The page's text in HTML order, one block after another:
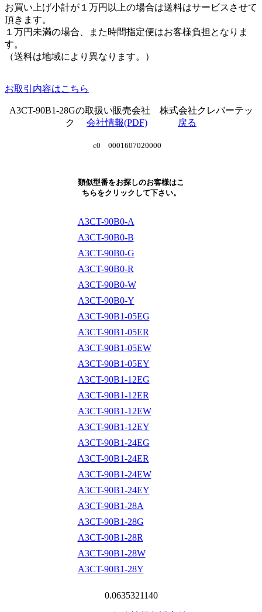
お買い上げ小計が１万円以上の場合は送料はサービスさせて
頂きます。
１万円未満の場合、また時間指定便はお客様負担となりま
す。
（送料は地域により異なります。）
お取引内容はこちら
A3CT-90B1-28Gの取扱い販売会社 株式会社クレバーテッ
ク 会社情報(PDF) 戻る
c0 0001607020000
類似型番をお探しのお客様はこ
ちらをクリックして下さい。
A3CT-90B0-A
A3CT-90B0-B
A3CT-90B0-G
A3CT-90B0-R
A3CT-90B0-W
A3CT-90B0-Y
A3CT-90B1-05EG
A3CT-90B1-05ER
A3CT-90B1-05EW
A3CT-90B1-05EY
A3CT-90B1-12EG
A3CT-90B1-12ER
A3CT-90B1-12EW
A3CT-90B1-12EY
A3CT-90B1-24EG
A3CT-90B1-24ER
A3CT-90B1-24EW
A3CT-90B1-24EY
A3CT-90B1-28A
A3CT-90B1-28G
A3CT-90B1-28R
A3CT-90B1-28W
A3CT-90B1-28Y
0.0635321140